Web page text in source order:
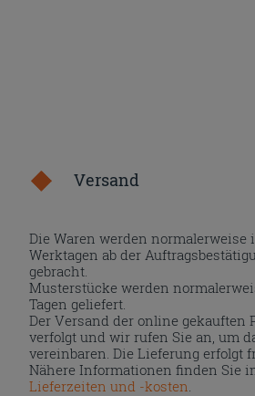
Versand
Die Waren werden normalerweise
Werktagen ab der
gebracht.
Musterstücke werden
Tagen geliefert.
Der Versand der online gekauften
verfolgt und wir rufen Sie an, um
vereinbaren. Die Lieferung erfolgt
Nähere Informationen finden Sie
Lieferzeiten und -kosten